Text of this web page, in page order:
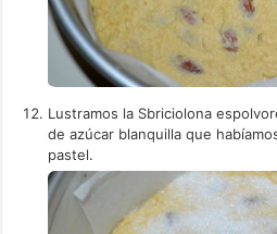
Lustramos la Sbriciolona
de azúcar blanquilla que
pastel.